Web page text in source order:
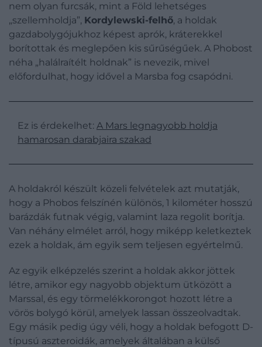
nem olyan furcsák, mint a Föld lehetséges
„szellemholdja”, Kordylewski-felhő, a holdak
gazdabolygójukhoz képest aprók, kráterekkel
borítottak és meglepően kis sűrűségűek. A Phobost
néha „halálraítélt holdnak” is nevezik, mivel
előfordulhat, hogy idővel a Marsba fog csapódni.
Ez is érdekelhet: A Mars legnagyobb holdja
hamarosan darabjaira szakad
A holdakról készült közeli felvételek azt mutatják,
hogy a Phobos felszínén különös, 1 kilométer hosszú
barázdák futnak végig, valamint laza regolit borítja.
Van néhány elmélet arról, hogy miképp keletkeztek
ezek a holdak, ám egyik sem teljesen egyértelmű.
Az egyik elképzelés szerint a holdak akkor jöttek
létre, amikor egy nagyobb objektum ütközött a
Marssal, és egy törmelékkorongot hozott létre a
vörös bolygó körül, amelyek lassan összeolvadtak.
Egy másik pedig úgy véli, hogy a holdak befogott D-
típusú aszteroidák, amelyek általában a külső